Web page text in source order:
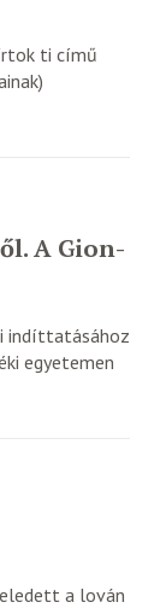
ti című
A Gion-
indíttatásához
egyetemen
a lován